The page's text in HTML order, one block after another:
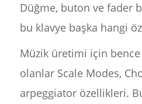
Düğme, buton ve fader
bu klavye başka hangi
Müzik üretimi için
olanlar Scale Modes,
arpeggiator özellikleri.